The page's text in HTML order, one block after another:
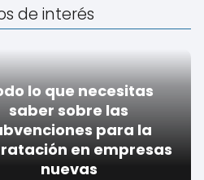
de interés
lo que necesitas
saber sobre las
para la
en empresas
nuevas